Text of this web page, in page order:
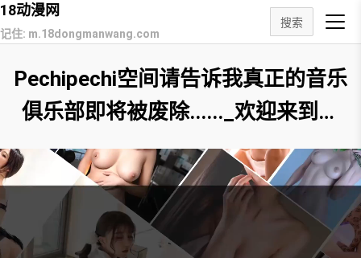
18动漫网
记住: m.18dongmanwang.com
搜索
Pechipechi空间请告诉我真正的音乐
俱乐部即将被废除......_欢迎来到音
乐俱乐部带有Live2D动画HaiKanoLa
pingris-